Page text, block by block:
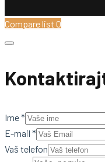
Compare list 0
Ime*
E-mail *
Vaš telefon